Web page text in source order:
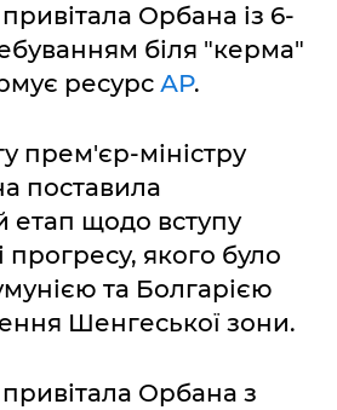
Орбана із 6-
біля "керма"
ресурс АР.
прем'єр-міністру
поставила
етап щодо вступу
прогресу, якого було
та Болгарією
Шенгеської зони.
Орбана з